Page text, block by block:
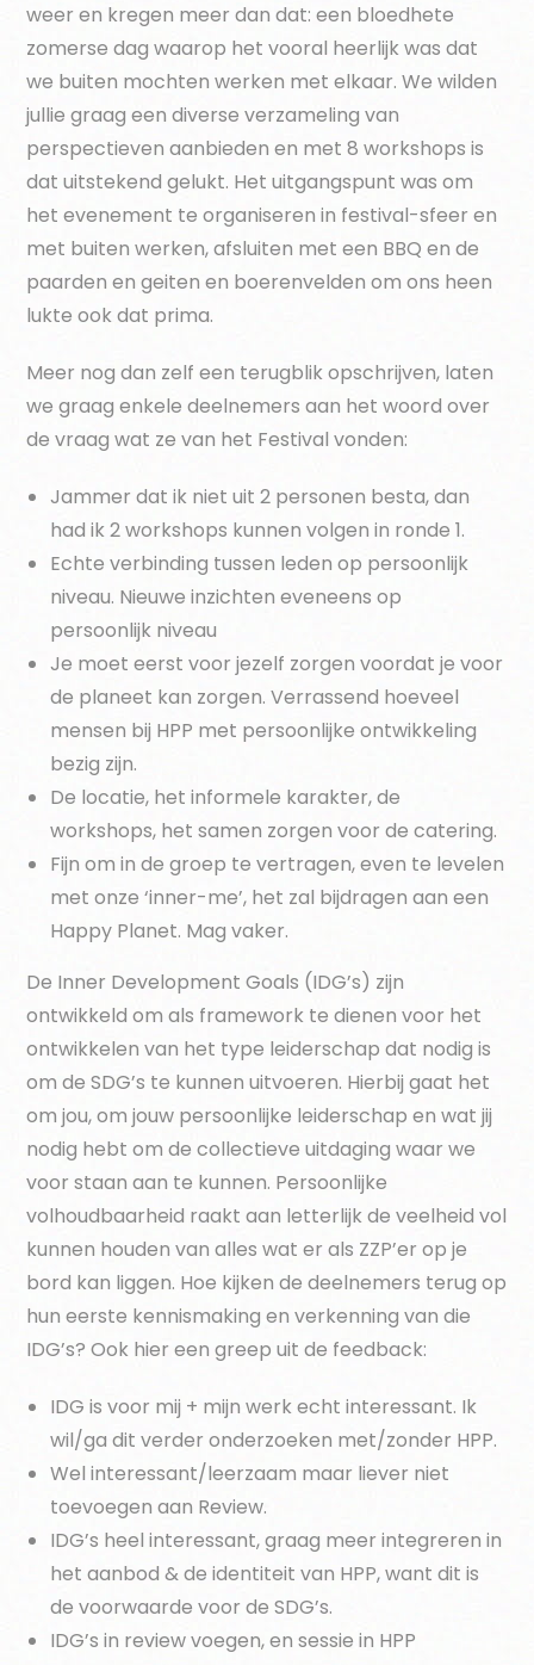
weer en kregen meer dan dat: een bloedhete
zomerse dag waarop het vooral heerlijk was dat
we buiten mochten werken met elkaar. We wilden
jullie graag een diverse verzameling van
perspectieven aanbieden en met 8 workshops is
dat uitstekend gelukt. Het uitgangspunt was om
het evenement te organiseren in festival-sfeer en
met buiten werken, afsluiten met een BBQ en de
paarden en geiten en boerenvelden om ons heen
lukte ook dat prima.
Meer nog dan zelf een terugblik opschrijven, laten
we graag enkele deelnemers aan het woord over
de vraag wat ze van het Festival vonden:
Jammer dat ik niet uit 2 personen besta, dan
had ik 2 workshops kunnen volgen in ronde 1.
Echte verbinding tussen leden op persoonlijk
niveau. Nieuwe inzichten eveneens op
persoonlijk niveau
Je moet eerst voor jezelf zorgen voordat je voor
de planeet kan zorgen. Verrassend hoeveel
mensen bij HPP met persoonlijke ontwikkeling
bezig zijn.
De locatie, het informele karakter, de
workshops, het samen zorgen voor de catering.
Fijn om in de groep te vertragen, even te levelen
met onze ‘inner-me’, het zal bijdragen aan een
Happy Planet. Mag vaker.
De Inner Development Goals (IDG’s) zijn
ontwikkeld om als framework te dienen voor het
ontwikkelen van het type leiderschap dat nodig is
om de SDG’s te kunnen uitvoeren. Hierbij gaat het
om jou, om jouw persoonlijke leiderschap en wat jij
nodig hebt om de collectieve uitdaging waar we
voor staan aan te kunnen. Persoonlijke
volhoudbaarheid raakt aan letterlijk de veelheid vol
kunnen houden van alles wat er als ZZP’er op je
bord kan liggen. Hoe kijken de deelnemers terug op
hun eerste kennismaking en verkenning van die
IDG’s? Ook hier een greep uit de feedback:
IDG is voor mij + mijn werk echt interessant. Ik
wil/ga dit verder onderzoeken met/zonder HPP.
Wel interessant/leerzaam maar liever niet
toevoegen aan Review.
IDG’s heel interessant, graag meer integreren in
het aanbod & de identiteit van HPP, want dit is
de voorwaarde voor de SDG’s.
IDG’s in review voegen, en sessie in HPP